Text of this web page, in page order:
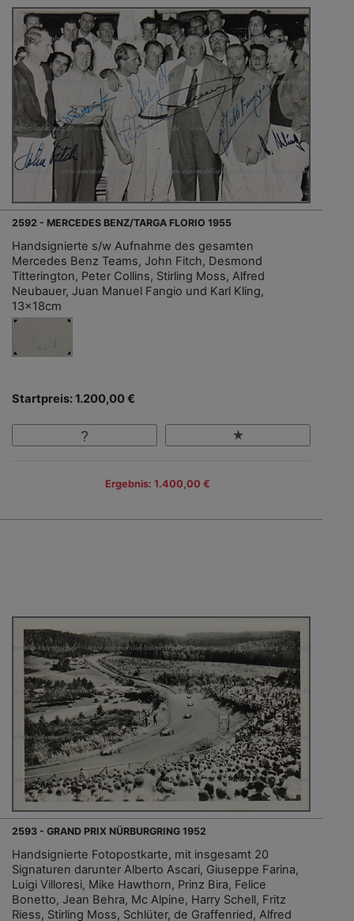
2592 - MERCEDES BENZ/TARGA FLORIO 1955
Handsignierte s/w Aufnahme des gesamten
Mercedes Benz Teams, John Fitch, Desmond
Titterington, Peter Collins, Stirling Moss, Alfred
Neubauer, Juan Manuel Fangio und Karl Kling,
13x18cm
Startpreis: 1.200,00 €
Ergebnis: 1.400,00 €
2593 - GRAND PRIX NÜRBURGRING 1952
Handsignierte Fotopostkarte, mit insgesamt 20
Signaturen darunter Alberto Ascari, Giuseppe Farina,
Luigi Villoresi, Mike Hawthorn, Prinz Bira, Felice
Bonetto, Jean Behra, Mc Alpine, Harry Schell, Fritz
Riess, Stirling Moss, Schlüter, de Graffenried, Alfred